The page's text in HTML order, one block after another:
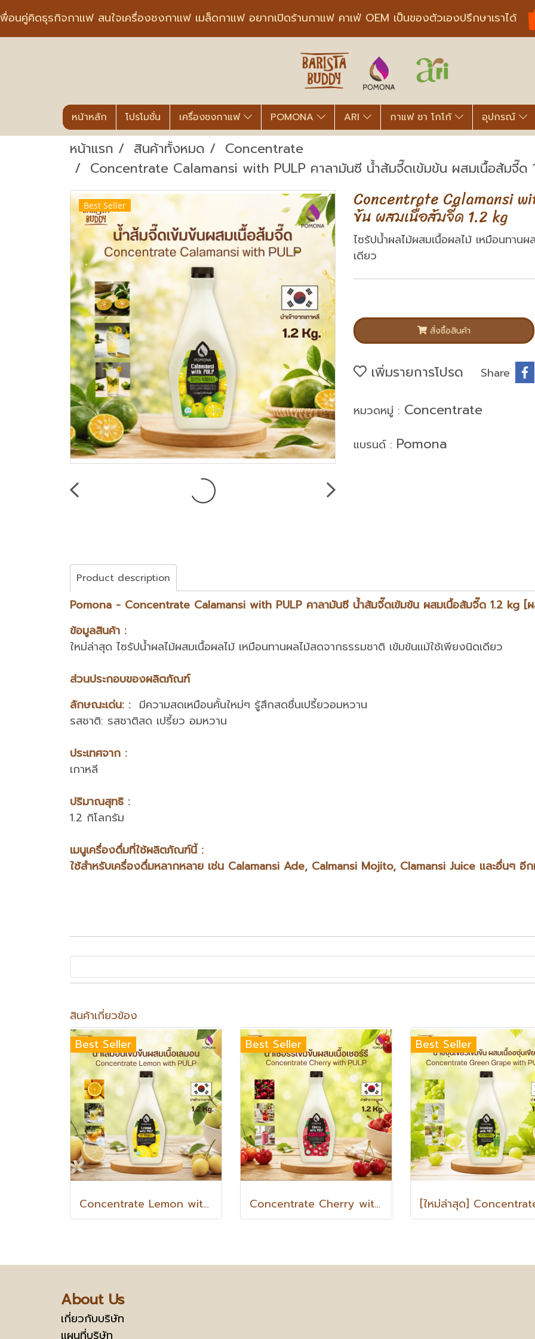
นคู่คิดธุรกิจกาแฟ สนใจเครื่องชงกาแฟ เมล็ดกาแฟ อยากเปิดร้านกาแฟ คาเฟ่ OEM เป็นของตัวเองปรึกษาเราได้
หน้าหลัก โปรโมชั่น เครื่องชงกาแฟ POMONA ARI กาแฟ ชา โกโก้ อุปกรณ์
หน้าแรก สินค้าทั้งหมด
Concentrate
Concentrate Calamansi with PULP คาลามันซี น้ำส้มจี๊ดเข้มข้น ผสมเนื้อส้มจี๊ด
Best Seller Concentrate Calamansi
ข้น ผสมเนื้อส้มจี๊ด 1.2 kg
ไซรัปน้ำผลไม้ผสมเนื้อผลไม้ เหมือนทาน
เดียว
สั่งซื้อสินค้า
เพิ่มรายการโปรด Share
หมวดหมู่ : Concentrate
แบรนด์ : Pomona
Product description
Pomona - Concentrate Calamansi with PULP คาลามันซี น้ำส้มจี๊ดเข้มข้น ผสมเนื้อส้มจี๊ด 1.2 kg [ผ
ข้อมูลสินค้า :
ใหม่ล่าสุด ไซรัปน้ำผลไม้ผสมเนื้อผลไม้ เหมือนทานผลไม้สดจากธรรมชาติ เข้มข้นแม้ใช้เพียงนิดเดียว
ส่วนประกอบของผลิตภัณฑ์
ลักษณะเด่น: : มีความสดเหมือนคั้นใหม่ๆ รู้สึกสดชื่นเปรี้ยวอมหวาน
รสชาติ: รสชาติสด เปรี้ยว อมหวาน
ประเทศจาก :
เกาหลี
ปริมาณสุทธิ :
1.2 กิโลกรัม
เมนูเครื่องดื่มที่ใช้ผลิตภัณฑ์นี้ :
ใช้สำหรับเครื่องดื่มหลากหลาย เช่น Calamansi Ade, Calmansi Mojito, Clamansi Juice และอื่นๆ อี
สินค้าเกี่ยวข้อง
Best Seller
Concentrate Lemon with PULP เลมอน วิท พัลพ์ น้ำเลมอนเข้มข้นผสมเนื้อเลมอน 1.2 Kg.
Best Seller
Concentrate Cherry with PULP เชอร์รี วิท พัลพ์ น้ำเชอร์รีเข้มข้นผสมเนื้อเชอร์รี 1.2 Kg.
Best Seller
About Us
เกี่ยวกับบริษัท
แผนที่บริษัท